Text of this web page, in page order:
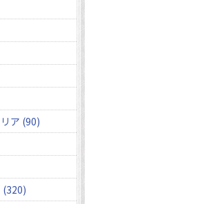
ア (90)
(320)